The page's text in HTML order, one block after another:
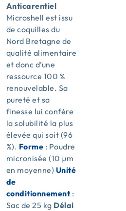
Anticarentiel
Microshell est issu
de coquilles du
Nord Bretagne de
qualité alimentaire
et donc d’une
ressource 100 %
renouvelable. Sa
pureté et sa
finesse lui confère
la solubilité la plus
élevée qui soit (96
%). Forme : Poudre
micronisée (10 µm
en moyenne) Unité
de
conditionnement:
Sac de 25 kg Délai